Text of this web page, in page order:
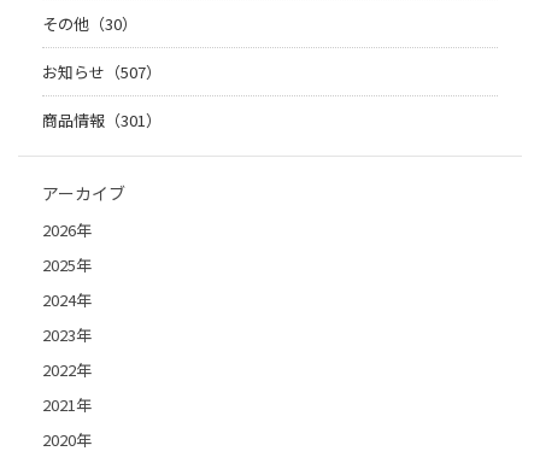
その他（30）
お知らせ（507）
商品情報（301）
アーカイブ
2026年
2025年
2024年
2023年
2022年
2021年
2020年